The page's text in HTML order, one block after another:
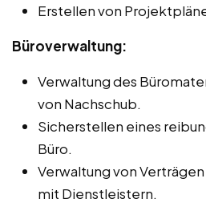
Erstellen von
Büroverwaltung:
Verwaltung des
von Nachschub.
Sicherstellen eines
Büro.
Verwaltung von
mit Dienstleistern.